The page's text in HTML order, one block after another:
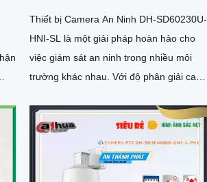
Thiết bị Camera An Ninh DH-SD60230U-
HNI-SL là một giải pháp hoàn hảo cho
việc giám sát an ninh trong nhiều môi
trường khác nhau. Với độ phân giải cao